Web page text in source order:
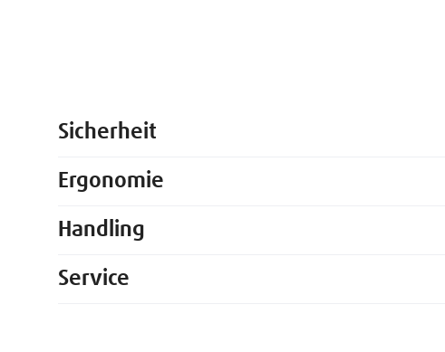
Sicherheit
Ergonomie
Handling
Service